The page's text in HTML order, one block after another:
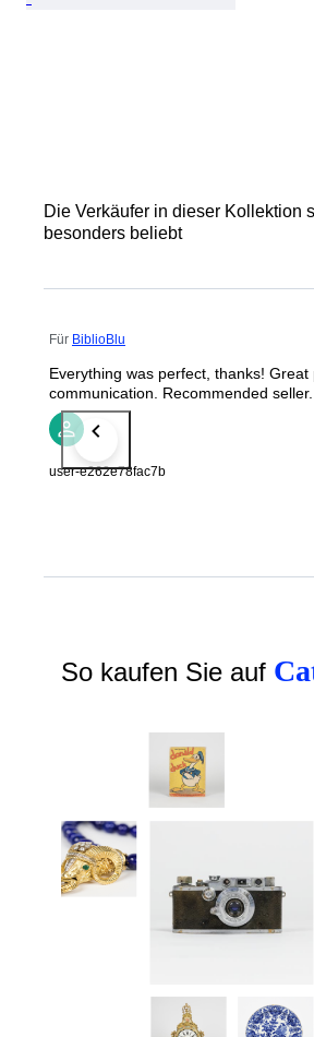
Die Verkäufer in dieser Kollektion
besonders beliebt
Für BiblioBlu
Everything was perfect, thanks!
communication. Recommended seller.
user-e262e78fac7b
So kaufen Sie auf